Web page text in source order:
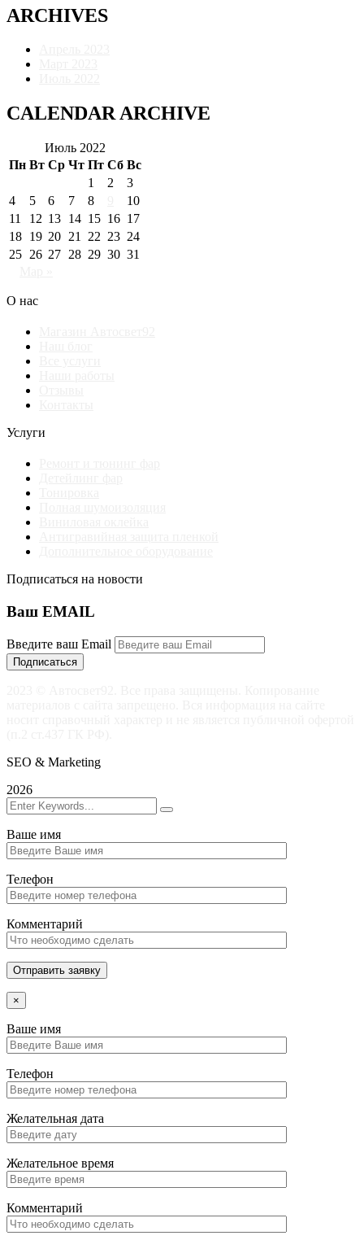
ARCHIVES
CALENDAR ARCHIVE
Июль 2022
Пн Вт Ср Чт Пт Сб Вс
1
2
3
4
5 6 7 8
10
11
12 13 14 15 16 17
18 19 20 21 22 23 24
25 26 27 28 29 30 31
О нас
Услуги
Подписаться на новости
Ваш EMAIL
Введите ваш Email
Подписаться
SEO & Marketing
2026
Ваше имя
Телефон
Комментарий
Отправить заявку
×
Ваше имя
Телефон
Желательная дата
Желательное время
Комментарий